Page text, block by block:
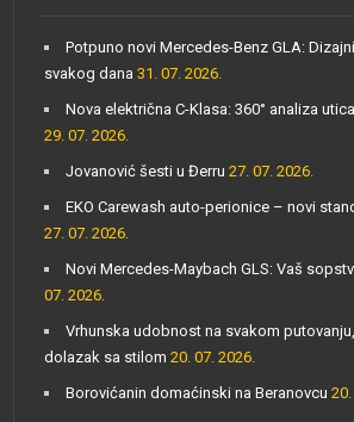
Potpuno novi Mercedes-Benz GLA:
svakog dana 31. 07. 2026.
Nova električna C-Klasa: 360° analiza
29. 07. 2026.
Jovanović šesti u Đerru 27. 07. 2026.
EKO Carewash auto-perionice – novi
27. 07. 2026.
Novi Mercedes-Maybach GLS: Vaš
07. 2026.
Vrhunska udobnost na svakom
dolazak sa stilom 20. 07. 2026.
Borovićanin domaćinski na Beranovcu